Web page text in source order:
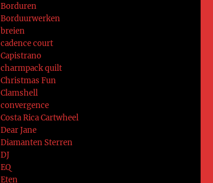
Borduren
Borduurwerken
breien
cadence court
Capistrano
charmpack quilt
Christmas Fun
Clamshell
convergence
Costa Rica Cartwheel
Dear Jane
Diamanten Sterren
DJ
EQ
Eten